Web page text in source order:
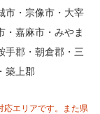
市・宗像市・大宰
・嘉麻市・みやま
手郡・朝倉郡・三
築上郡
エリアです。また県